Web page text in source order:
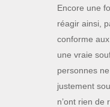
Encore une
réagir ainsi,
conforme
une vraie
personnes
justement
n’ont rien de